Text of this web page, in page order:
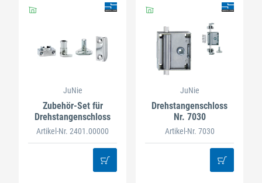
JuNie
Zubehör-Set für
Drehstangenschloss
Artikel-Nr. 2401.00000
JuNie
Drehstangenschloss
Nr. 7030
Artikel-Nr. 7030